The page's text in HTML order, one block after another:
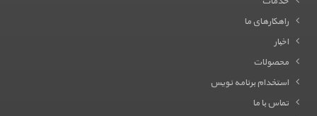
راهکارهای ما
اخبار
محصولات
استخدام برنامه نویس
تماس با ما